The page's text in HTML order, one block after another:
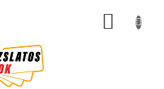
KOSÁR